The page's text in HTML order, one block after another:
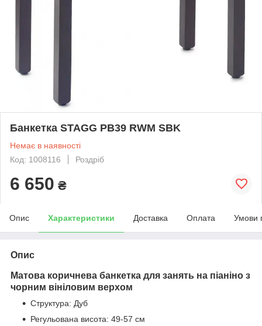
Банкетка STAGG PB39 RWM SBK
Немає в наявності
Код: 1008116
Роздріб
6 650 ₴
Опис Характеристики Доставка Оплата Умови
Опис
Матова коричнева банкетка для занять на піаніно з
чорним вініловим верхом
Структура: Дуб
Регульована висота: 49-57 см